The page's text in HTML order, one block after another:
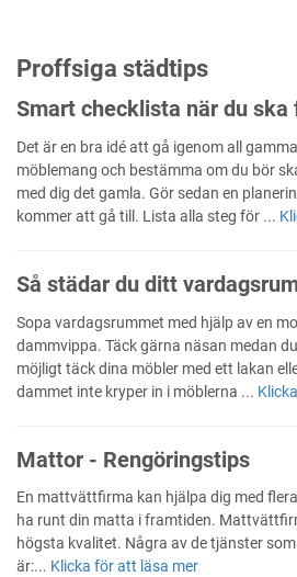
Proffsiga städtips
Smart checklista när du
Det är en bra idé att gå igenom all
möblemang och bestämma om du bör
med dig det gamla. Gör sedan en
kommer att gå till. Lista alla steg för ...
Så städar du ditt
Sopa vardagsrummet med hjälp av en
dammvippa. Täck gärna näsan medan
möjligt täck dina möbler med ett lakan
dammet inte kryper in i möblerna ...
Mattor - Rengöringstips
En mattvättfirma kan hjälpa dig med
ha runt din matta i framtiden.
högsta kvalitet. Några av de tjänster
är:... Klicka för att läsa mer